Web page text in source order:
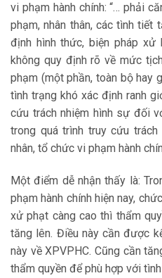
vi phạm hành chính: “… phải
phạm, nhân thân, các tình tiết
định hình thức, biện pháp xử
không quy định rõ về mức
phạm (một phần, toàn bộ hay
tình trạng khó xác định ranh
cứu trách nhiệm hình sự đối
trong quá trình truy cứu
nhân, tổ chức vi phạm hành
Một điểm dễ nhận thấy là:
phạm hành chính hiện nay,
xử phạt càng cao thì thẩm
tăng lên. Điều này cần được
này về XPVPHC. Cũng cần
thẩm quyền để phù hợp với